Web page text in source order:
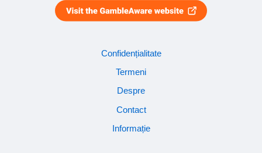
Confidențialitate
Termeni
Despre
Contact
Informație